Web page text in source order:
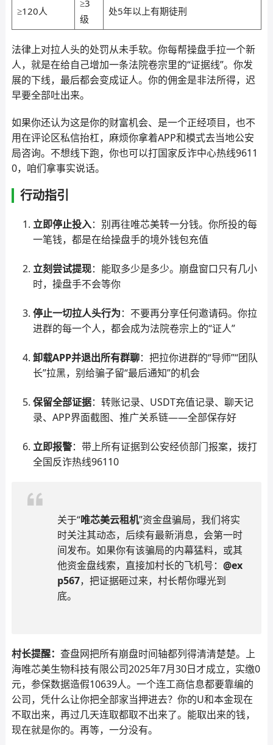
≥120人
≥3
级
处5年以上有期徒刑
法律上对拉人头的处罚从未手软。你每帮操盘手拉一个新
人，就是在给自己增加一条法院卷宗里的“证据线”。你发
展的下线，最后都会变成证人。你的佣金是非法所得，迟
早要全部吐出来。
如果你还认为这是你的财富机会、是一个正经项目，也不
用在评论区私信抬杠，麻烦你拿着APP和模式去当地公安
局咨询。不想线下跑，你也可以打国家反诈中心热线9611
0，咱们拿事实说话。
行动指引
立即停止投入：别再往唯芯美转一分钱。你所投的每
一笔钱，都是在给操盘手的境外钱包充值
立刻尝试提现：能取多少是多少。崩盘窗口只有几小
时，操盘手不会等你
停止一切拉人头行为：不要再分享任何邀请码。你拉
进群的每一个人，都会成为法院卷宗上的“证人”
卸载APP并退出所有群聊：把拉你进群的“导师”“团队
长”拉黑，别给骗子留“最后通知”的机会
保留全部证据：转账记录、USDT充值记录、聊天记
录、APP界面截图、推广关系链——全部保存好
立即报警：带上所有证据到公安经侦部门报案，拨打
全国反诈热线96110
关于“唯芯美云租机”资金盘骗局，我们将实
时关注其动态，后续有最新消息，会第一时
间发布。如果你有该骗局的内幕猛料，或其
他资金盘线索，直接加村长的飞机号： @ex
p567，把证据砸过来，村长帮你曝光到
底。
村长提醒： 查盘网把所有崩盘时间轴都列得清清楚楚。上
海唯芯美生物科技有限公司2025年7月30日才成立，实缴0
元，参保数据造假10639人。一个连工商信息都要靠编的
公司，凭什么让你把全部家当押进去？你的U和本金现在
不取出来，再过几天连取都取不出来了。能取出来的钱，
现在就是你的。再等，一分没有。